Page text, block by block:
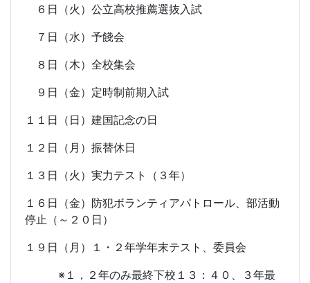
６日（火）公立高校推薦選抜入試
７日（水）予餞会
８日（木）全校集会
９日（金）定時制前期入試
１１日（日）建国記念の日
１２日（月）振替休日
１３日（火）実力テスト（３年）
１６日（金）防犯ボランティアパトロール、部活動
停止（～２０日）
１９日（月）１・２年学年末テスト、委員会
※１，２年のみ最終下校１３：４０、３年最